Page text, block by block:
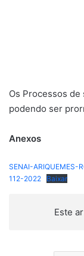
Os Processos
podendo ser
Anexos
SENAI-ARIQUEMES-
112-2022
Baixar
Este